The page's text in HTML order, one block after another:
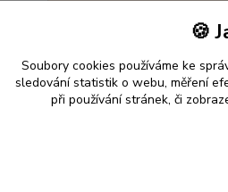
🍪
Soubory cookies používáme ke
sledování statistik o webu, měření
při používání stránek, či